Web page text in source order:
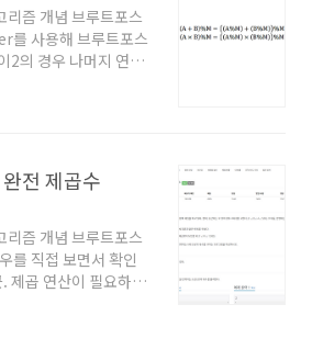
부터 n까지 증가시키
= n/a 가 되므로
된다. 이 경우 O(n)이
(int i = 1; i
즘 개념 브루트포스
사용해 브루트포스
2의 경우 나머지 연산
를 사용하지 않고
함수에 로직을 직
주의점' 글을 참고해
보려고 시작하시는
때의 팁을 원하시는
니다. 풀이 우선 2와 5
는 조건이 왜 붙었냐
있을 경우 그 중 작은
전 제곱수
즘 개념 브루트포스
를 직접 보면서 확인
제곱 연산이 필요하다.
에 로직을 직접 작
를 쓰지 않고